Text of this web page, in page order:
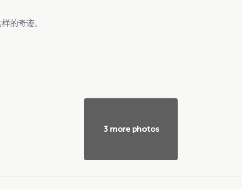
的奇迹。
3 more photos